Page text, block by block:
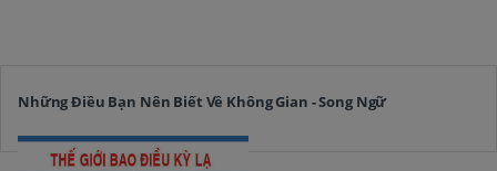
Những Điều Bạn Nên Biết Về Không Gian - Song Ngữ